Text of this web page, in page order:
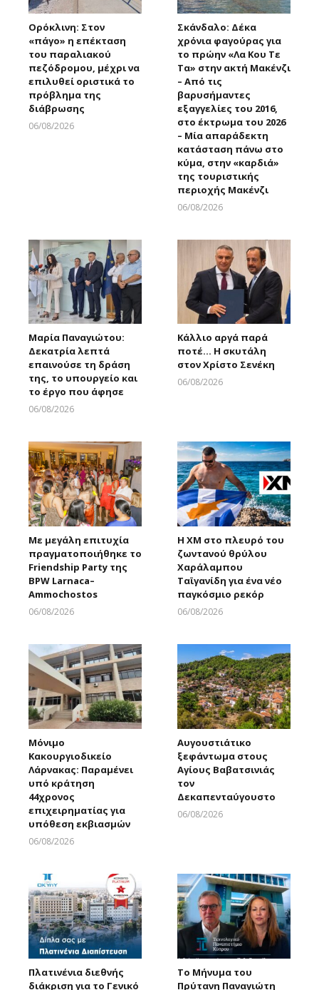
Ορόκλινη: Στον
«πάγο» η επέκταση
του παραλιακού
πεζόδρομου, μέχρι να
επιλυθεί οριστικά το
πρόβλημα της
διάβρωσης
06/08/2026
Σκάνδαλο: Δέκα
χρόνια φαγούρας για
το πρώην «Λα Κου Τε
Τα» στην ακτή Μακένζι
– Από τις
βαρυσήμαντες
εξαγγελίες του 2016,
στο έκτρωμα του 2026
– Μία απαράδεκτη
κατάσταση πάνω στο
κύμα, στην «καρδιά»
της τουριστικής
περιοχής Μακένζι
06/08/2026
Μαρία Παναγιώτου:
Δεκατρία λεπτά
επαινούσε τη δράση
της, το υπουργείο και
το έργο που άφησε
06/08/2026
Κάλλιο αργά παρά
ποτέ… Η σκυτάλη
στον Χρίστο Σενέκη
06/08/2026
Με μεγάλη επιτυχία
πραγματοποιήθηκε το
Friendship Party της
BPW Larnaca–
Ammochostos
06/08/2026
Η XM στο πλευρό του
ζωντανού θρύλου
Χαράλαμπου
Ταϊγανίδη για ένα νέο
παγκόσμιο ρεκόρ
06/08/2026
Μόνιμο
Κακουργιοδικείο
Λάρνακας: Παραμένει
υπό κράτηση
44χρονος
επιχειρηματίας για
υπόθεση εκβιασμών
06/08/2026
Αυγουστιάτικο
ξεφάντωμα στους
Αγίους Βαβατσινιάς
τον
Δεκαπενταύγουστο
06/08/2026
Πλατινένια διεθνής
διάκριση για το Γενικό
Το Μήνυμα του
Πρύτανη Παναγιώτη